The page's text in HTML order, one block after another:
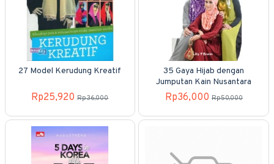
27 Model Kerudung Kreatif
Rp25,920 Rp36,000
35 Gaya Hijab dengan
Jumputan Kain Nusantara
Rp36,000 Rp50,000